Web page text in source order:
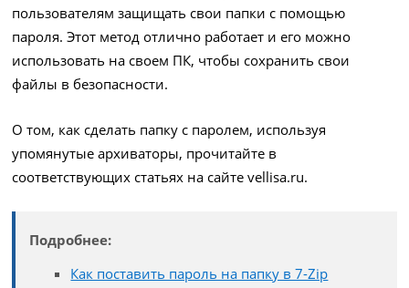
пользователям защищать свои папки с помощью
пароля. Этот метод отлично работает и его можно
использовать на своем ПК, чтобы сохранить свои
файлы в безопасности.
О том, как сделать папку с паролем, используя
упомянутые архиваторы, прочитайте в
соответствующих статьях на сайте vellisa.ru.
Подробнее:
Как поставить пароль на папку в 7-Zip